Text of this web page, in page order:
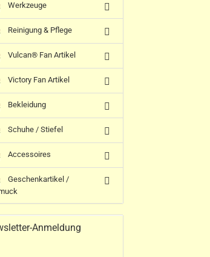
Werkzeuge
Reinigung & Pflege
Vulcan® Fan Artikel
Victory Fan Artikel
Bekleidung
Schuhe / Stiefel
Accessoires
Geschenkartikel /
Anmeldung